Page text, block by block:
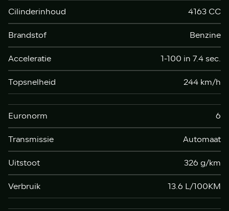
Cilinderinhoud
4163 CC
Brandstof
Benzine
Acceleratie
1-100 in 7.4 sec.
Topsnelheid
244 km/h
Euronorm
6
Transmissie
Automaat
Uitstoot
326 g/km
Verbruik
13.6 L/100KM